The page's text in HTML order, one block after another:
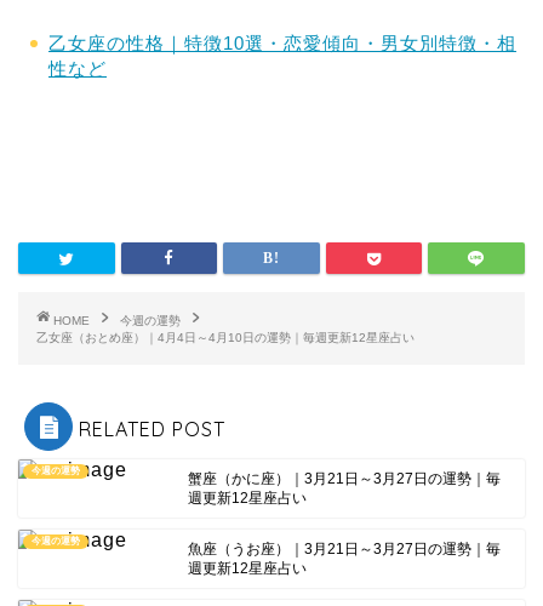
乙女座の性格｜特徴10選・恋愛傾向・男女別特徴・相
性など
HOME
今週の運勢
乙女座（おとめ座）｜4月4日～4月10日の運勢｜毎週更新12星座占い
RELATED POST
今週の運勢
蟹座（かに座）｜3月21日～3月27日の運勢｜毎
週更新12星座占い
今週の運勢
魚座（うお座）｜3月21日～3月27日の運勢｜毎
週更新12星座占い